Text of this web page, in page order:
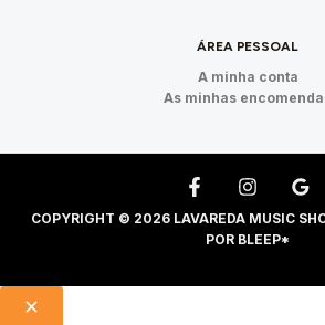
ÁREA PESSOAL
A minha conta
As minhas
COPYRIGHT © 2026 LAVAREDA MUSIC
POR BLEEP*